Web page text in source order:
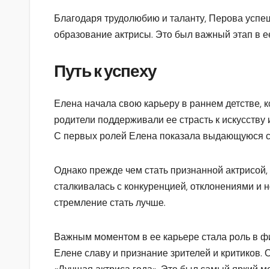
Благодаря трудолюбию и таланту, Перова
образование актрисы. Это был важный этап в
Путь к успеху
Елена начала свою карьеру в раннем детстве,
родители поддерживали ее страсть к
С первых ролей Елена показала выдающуюся
Однако прежде чем стать признанной
сталкивалась с конкуренцией, отклонениями
стремление стать лучше.
Важным моментом в ее карьере стала роль в
Елене славу и признание зрителей и